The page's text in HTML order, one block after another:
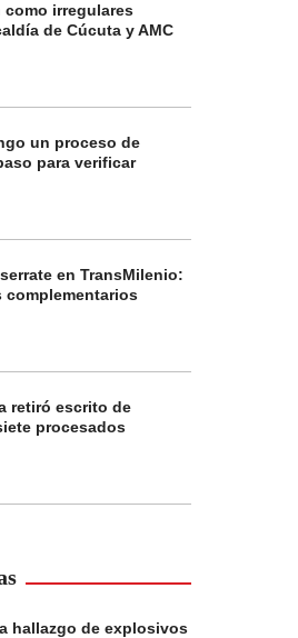
irregulares
de Cúcuta y AMC
un proceso de
para verificar
en TransMilenio:
complementarios
retiró escrito de
procesados
hallazgo de explosivos